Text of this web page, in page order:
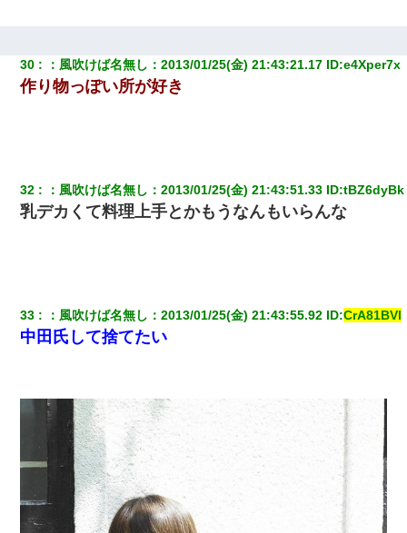
30 ： 風吹けば名無し ：2013/01/25(金) 21:43:21.17 ID:e4Xper7x
作り物っぽい所が好き
32 ： 風吹けば名無し ：2013/01/25(金) 21:43:51.33 ID:tBZ6dyBk
乳デカくて料理上手とかもうなんもいらんな
33 ： 風吹けば名無し ：2013/01/25(金) 21:43:55.92 ID:CrA81BVl
中田氏して捨てたい